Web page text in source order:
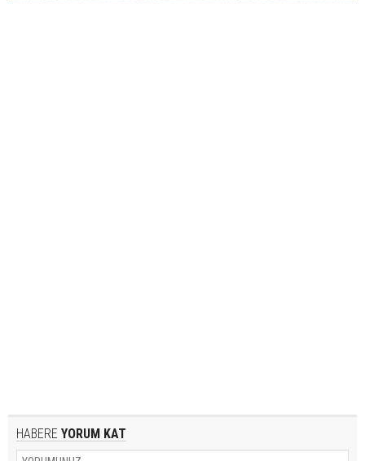
HABERE YORUM KAT